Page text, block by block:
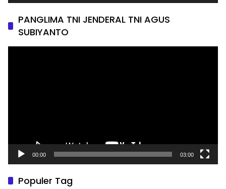
PANGLIMA TNI JENDERAL TNI AGUS
SUBIYANTO
00:00 03:00
Populer Tag